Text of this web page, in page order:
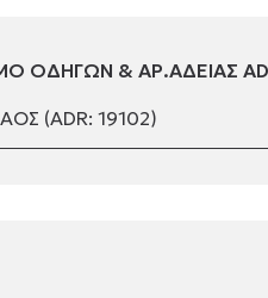
ΟΔΗΓΩΝ & ΑΡ.ΑΔΕΙΑΣ
(ADR: 19102)